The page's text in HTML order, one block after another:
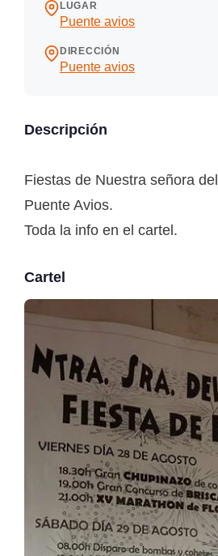
LUGAR
Puente avios
DIRECCIÓN
Puente avios
Descripción
Fiestas de Nuestra señora
Puente Avios.
Toda la info en el cartel.
Cartel